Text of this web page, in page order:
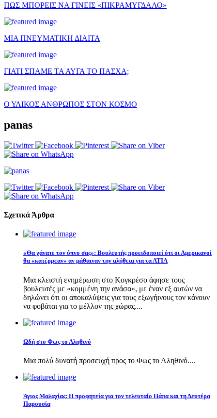
ΠΩΣ ΜΠΟΡΕΙΣ ΝΑ ΓΙΝΕΙΣ «ΠΙΚΡΑΜΥΓΔΑΛΟ»
ΜΙΑ ΠΝΕΥΜΑΤΙΚΗ ΔΙΑΙΤΑ
ΓΙΑΤΙ ΣΠΑΜΕ ΤΑ ΑΥΓΑ ΤΟ ΠΑΣΧΑ;
Ο ΥΛΙΚΟΣ ΑΝΘΡΩΠΟΣ ΣΤΟΝ ΚΟΣΜΟ
panas
Σχετικά Άρθρα
«Θα χάνατε τον ύπνο σας»: Βουλευτής προειδοποιεί ότι οι Αμερικανοί
θα «κατέρρεαν» αν μάθαιναν την αλήθεια για τα ΑΤΙΑ
Μια κλειστή ενημέρωση στο Κογκρέσο άφησε τους
βουλευτές με «κομμένη την ανάσα», με έναν εξ αυτών να
δηλώνει ότι οι αποκαλύψεις για τους εξωγήινους τον κάνουν
να φοβάται για το μέλλον της χώρας....
Ωδή στο Φως το Αληθινό
Μια πολύ δυνατή προσευχή προς το Φως το Αληθινό....
Άγιος Μαλαχίας: Η προφητεία για τον τελευταίο Πάπα και τη Δευτέρα
Παρουσία